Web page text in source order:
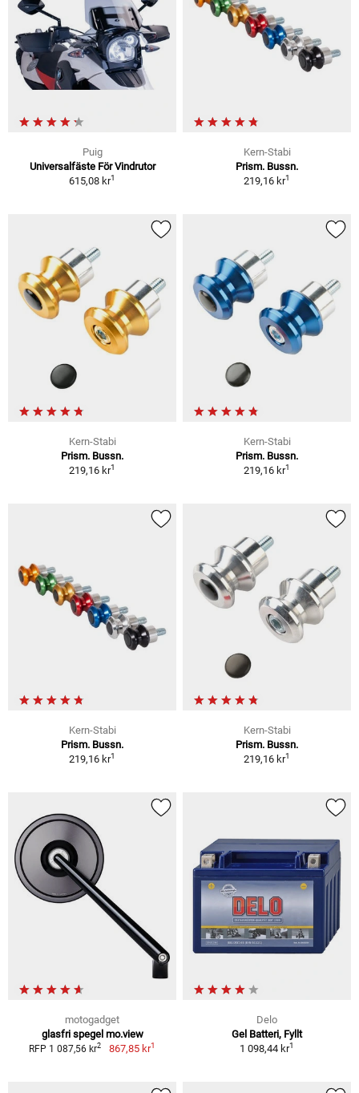
Puig
Universalfäste För Vindrutor
615,08 kr1
Kern-Stabi
Prism. Bussn.
219,16 kr1
Kern-Stabi
Prism. Bussn.
219,16 kr1
Kern-Stabi
Prism. Bussn.
219,16 kr1
Kern-Stabi
Prism. Bussn.
219,16 kr1
Kern-Stabi
Prism. Bussn.
219,16 kr1
motogadget
glasfri spegel mo.view
RFP 1 087,56 kr2 867,85 kr1
Delo
Gel Batteri, Fyllt
1 098,44 kr1